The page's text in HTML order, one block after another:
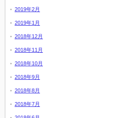
2019年2月
2019年1月
2018年12月
2018年11月
2018年10月
2018年9月
2018年8月
2018年7月